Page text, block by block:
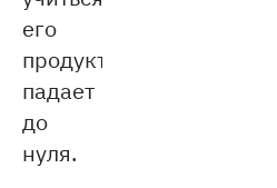
его
продуктивность
падает
до
нуля.